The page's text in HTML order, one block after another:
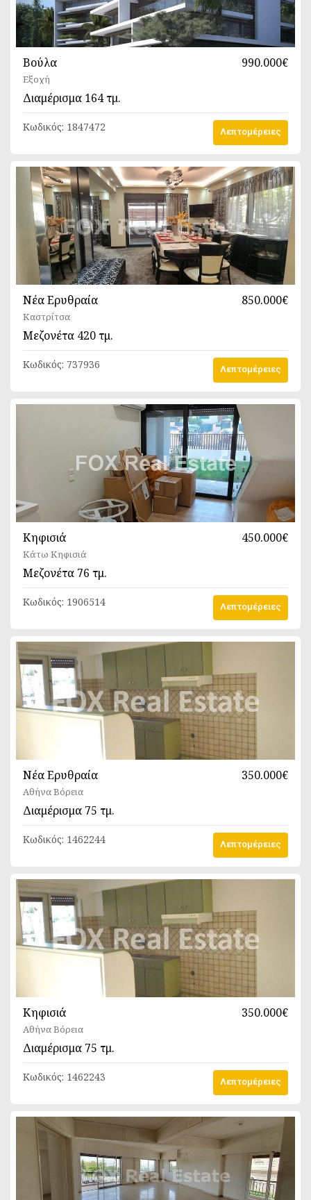
Βούλα 990.000€
Εξοχή
Διαμέρισμα 164 τμ.
Κωδικός: 1847472 Λεπτομέρειες
Νέα Ερυθραία 850.000€
Καστρίτσα
Μεζονέτα 420 τμ.
Κωδικός: 737936 Λεπτομέρειες
Κηφισιά 450.000€
Κάτω Κηφισιά
Μεζονέτα 76 τμ.
Κωδικός: 1906514 Λεπτομέρειες
Νέα Ερυθραία 350.000€
Αθήνα Βόρεια
Διαμέρισμα 75 τμ.
Κωδικός: 1462244 Λεπτομέρειες
Κηφισιά 350.000€
Αθήνα Βόρεια
Διαμέρισμα 75 τμ.
Κωδικός: 1462243 Λεπτομέρειες